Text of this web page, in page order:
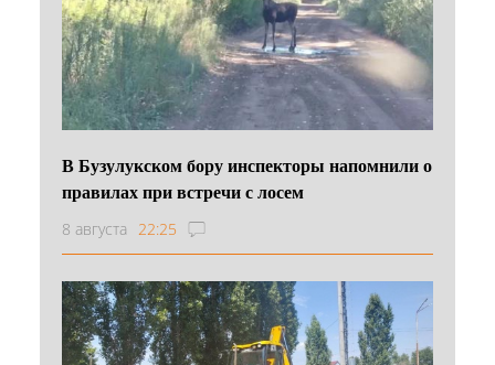
В Бузулукском бору инспекторы напомнили о
правилах при встречи с лосем
8 августа 22:25